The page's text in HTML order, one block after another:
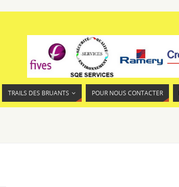
TRAILS DES BRUANTS POUR NOUS CONTACTER